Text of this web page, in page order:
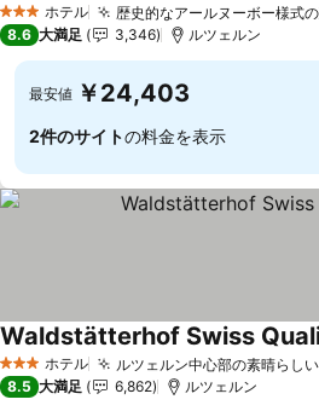
3 ホテルのランク
ホテル 歴史的なアールヌーボー様式
8.6 大満足 3,346 ルツェルン
最安値 ￥24,403
2件のサイトの料金を表示
3 ホテルのランク
ホテル ルツェルン中心部の素晴らし
Waldstätterhof Swiss
8.5 大満足 6,862 ルツェルン